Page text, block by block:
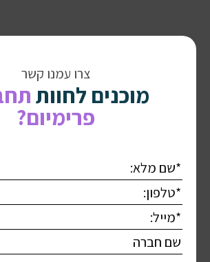
צרו עמנו קשר
מוכנים לחוות
פרימיום?